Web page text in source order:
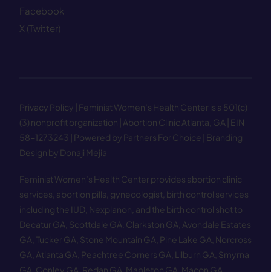
Facebook
X (Twitter)
Privacy Policy | Feminist Women’s Health Center is a 501(c)
(3) nonprofit organization | Abortion Clinic Atlanta, GA | EIN
58−1273243 | Powered by Partners For Choice | Branding
Design by Donaji Mejia
Feminist Women’s Health Center provides abortion clinic
services, abortion pills, gynecologist, birth control services
including the IUD, Nexplanon, and the birth control shot to
Decatur GA Scottdale GA Clarkston GA Avondale Estates
GA Tucker GA Stone Mountain GA Pine Lake GA Norcross
GA Atlanta GA Peachtree Corners GA Lilburn GA Smyrna
GA Conley GA Redan GA Mableton GA Macon GA